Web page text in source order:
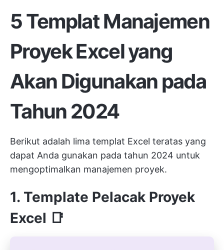
5 Templat Manajemen
Proyek Excel yang
Akan Digunakan pada
Tahun 2024
Berikut adalah lima templat Excel teratas yang
dapat Anda gunakan pada tahun 2024 untuk
mengoptimalkan manajemen proyek.
1. Template Pelacak Proyek
Excel 📑